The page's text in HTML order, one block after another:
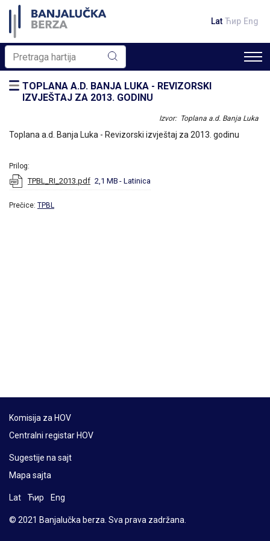
Lat Ћир Eng
TOPLANA A.D. BANJA LUKA - REVIZORSKI
IZVJEŠTAJ ZA 2013. GODINU
Izvor: Toplana a.d. Banja Luka
Toplana a.d. Banja Luka - Revizorski izvještaj za 2013. godinu
Prilog:
TPBL_RI_2013.pdf 2,1 MB - Latinica
Prečice: TPBL
Komisija za HOV
Centralni registar HOV
Sugestije na sajt
Mapa sajta
Lat Ћир Eng
© 2021 Banjalučka berza. Sva prava zadržana.